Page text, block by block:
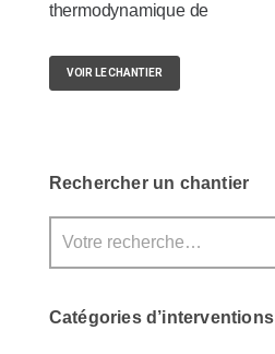
thermodynamique de
VOIR LE CHANTIER
Rechercher un chantier
Catégories d’interventions